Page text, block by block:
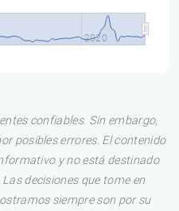
2020
confiables. Sin embargo,
posibles errores. El contenido
y no está destinado
decisiones que tome en
siempre son por su